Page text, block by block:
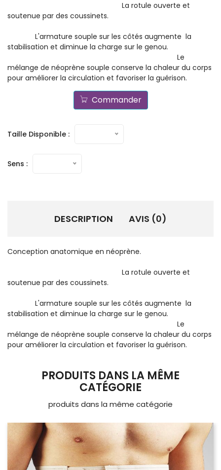
La rotule ouverte et
soutenue par des coussinets.
L'armature souple sur les côtés augmente la
stabilisation et diminue la charge sur le genou.
Le
mélange de néoprène souple conserve la chaleur du corps
pour améliorer la circulation et favoriser la guérison.
Commander
Taille Disponible :
Sens :
DESCRIPTION AVIS (0)
Conception anatomique en néoprène.
La rotule ouverte et
soutenue par des coussinets.
L'armature souple sur les côtés augmente la
stabilisation et diminue la charge sur le genou.
Le
mélange de néoprène souple conserve la chaleur du corps
pour améliorer la circulation et favoriser la guérison.
PRODUITS DANS LA MÊME
CATÉGORIE
produits dans la même catégorie